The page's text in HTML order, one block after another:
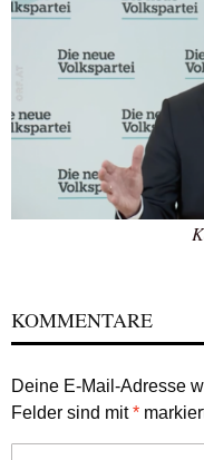
KOMMENTARE
Deine E-Mail-Adresse
Felder sind mit*